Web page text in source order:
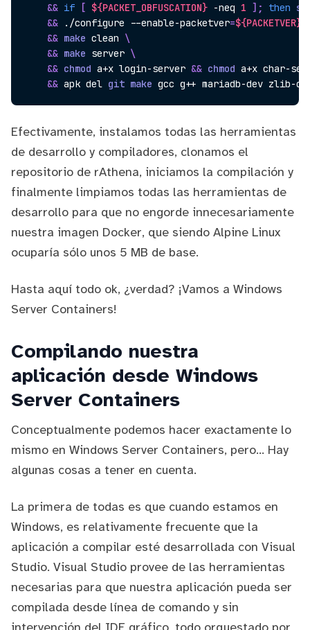
&& if [ ${PACKET_OBFUSCATION} -neq 1 ] ; then
&& ./configure --enable-packetver=${PACKETVER}
&& make clean \
&& make server \
&& chmod a+x login-server && chmod a+x char-
&& apk del git make
Efectivamente, instalamos todas las herramientas
de desarrollo y compiladores, clonamos el
repositorio de rAthena, iniciamos la compilación y
finalmente limpiamos todas las herramientas de
desarrollo para que no engorde innecesariamente
nuestra imagen Docker, que siendo Alpine Linux
ocuparía sólo unos 5 MB de base.
Hasta aquí todo ok, ¿verdad? ¡Vamos a Windows
Server Containers!
Compilando nuestra
aplicación desde Windows
Server Containers
Conceptualmente podemos hacer exactamente lo
mismo en Windows Server Containers, pero... Hay
algunas cosas a tener en cuenta.
La primera de todas es que cuando estamos en
Windows, es relativamente frecuente que la
aplicación a compilar esté desarrollada con Visual
Studio. Visual Studio provee de las herramientas
necesarias para que nuestra aplicación pueda ser
compilada desde línea de comando y sin